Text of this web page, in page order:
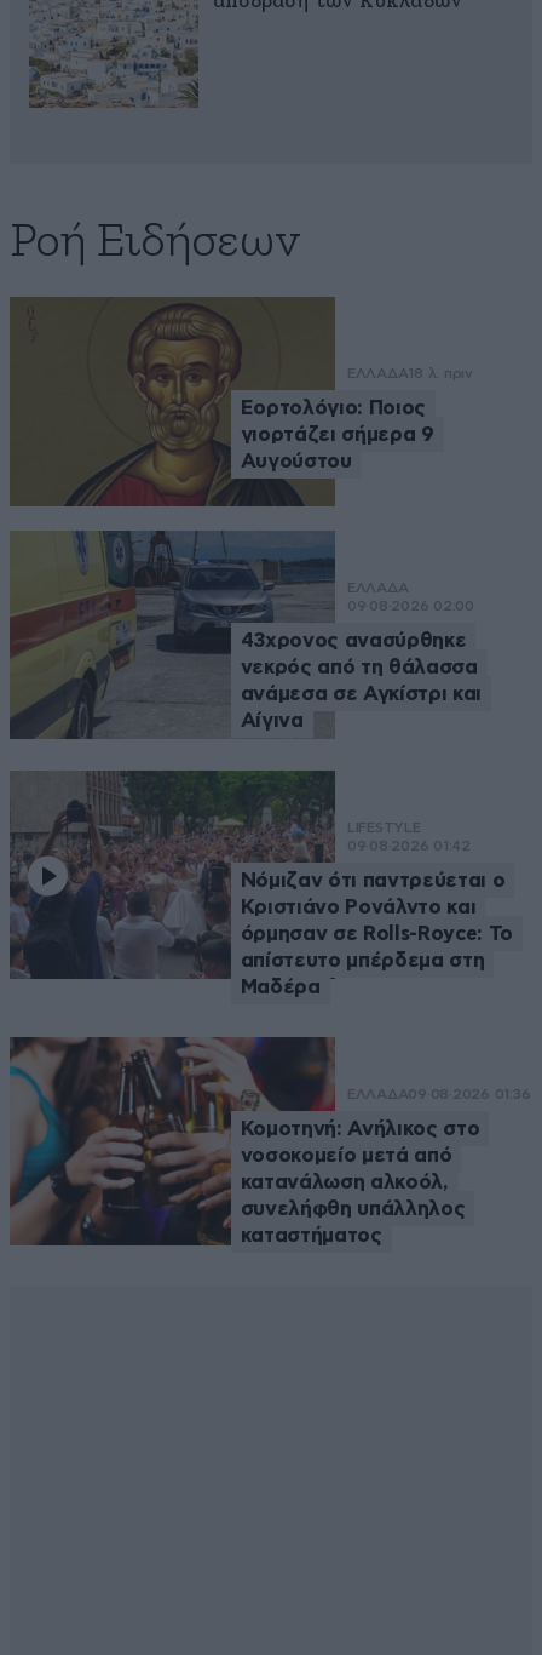
Ροή Ειδήσεων
ΕΛΛΑΔΑ 18 λ. πριν
Εορτολόγιο: Ποιος
γιορτάζει σήμερα 9
Αυγούστου
ΕΛΛΑΔΑ
09·08·2026 02:00
43χρονος ανασύρθηκε
νεκρός από τη θάλασσα
ανάμεσα σε Αγκίστρι και
Αίγινα
LIFESTYLE
09·08·2026 01:42
Νόμιζαν ότι παντρεύεται ο
Κριστιάνο Ρονάλντο και
όρμησαν σε Rolls-Royce: Το
απίστευτο μπέρδεμα στη
Μαδέρα
ΕΛΛΑΔΑ09·08·2026 01:36
Κομοτηνή: Ανήλικος στο
νοσοκομείο μετά από
κατανάλωση αλκοόλ,
συνελήφθη υπάλληλος
καταστήματος